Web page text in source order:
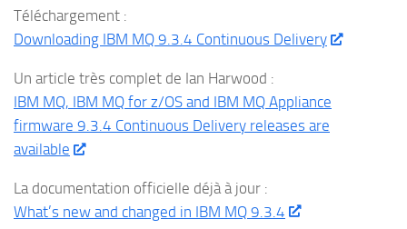
Téléchargement :
Downloading IBM MQ 9.3.4 Continuous Delivery
Un article très complet de Ian Harwood :
IBM MQ, IBM MQ for z/OS and IBM MQ Appliance
firmware 9.3.4 Continuous Delivery releases are
available
La documentation officielle déjà à jour :
What’s new and changed in IBM MQ 9.3.4